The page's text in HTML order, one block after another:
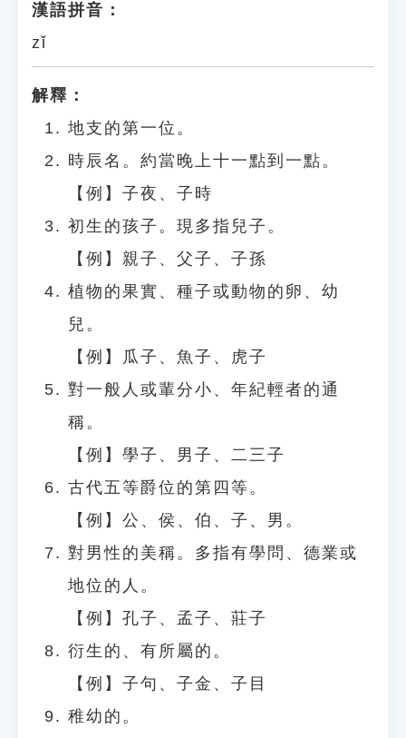
漢語拼音：
zǐ
解釋：
地支的第一位。
時辰名。約當晚上十一點到一點。
【例】子夜、子時
初生的孩子。現多指兒子。
【例】親子、父子、子孫
植物的果實、種子或動物的卵、幼
兒。
【例】瓜子、魚子、虎子
對一般人或輩分小、年紀輕者的通
稱。
【例】學子、男子、二三子
古代五等爵位的第四等。
【例】公、侯、伯、子、男。
對男性的美稱。多指有學問、德業或
地位的人。
【例】孔子、孟子、莊子
衍生的、有所屬的。
【例】子句、子金、子目
稚幼的。